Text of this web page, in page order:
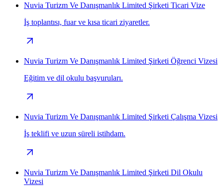
Nuvia Turizm Ve Danışmanlık Limited Şirketi Ticari Vize
İş toplantısı, fuar ve kısa ticari ziyaretler.
Nuvia Turizm Ve Danışmanlık Limited Şirketi Öğrenci Vizesi
Eğitim ve dil okulu başvuruları.
Nuvia Turizm Ve Danışmanlık Limited Şirketi Çalışma Vizesi
İş teklifi ve uzun süreli istihdam.
Nuvia Turizm Ve Danışmanlık Limited Şirketi Dil Okulu
Vizesi